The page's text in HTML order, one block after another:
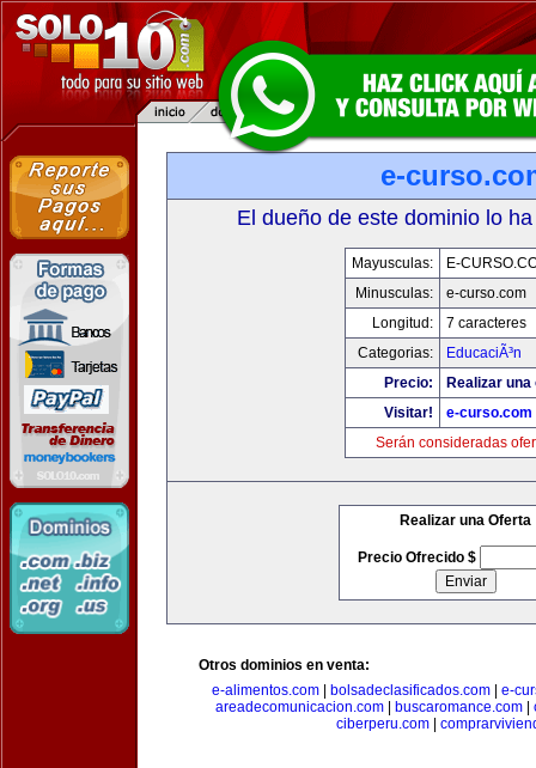
e-
El dueño de este dominio lo
Mayusculas:
E-
Minusculas:
e-curso.com
Longitud:
7 caracteres
Categorias:
EducaciÃ³n
Precio:
Realizar
Visitar!
e-curso.com
Serán consideradas
Realizar una Oferta
Precio Ofrecido $
Otros dominios en venta:
e-alimentos.com| bolsadeclasificados.com| e-
areadecomunicacion.com| buscaromance.com|
ciberperu.com